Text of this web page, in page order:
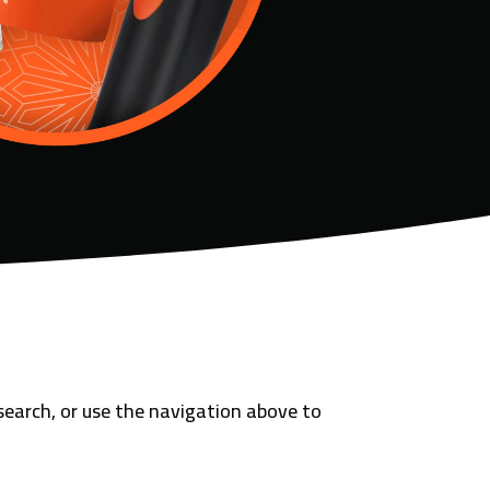
or use the navigation above to